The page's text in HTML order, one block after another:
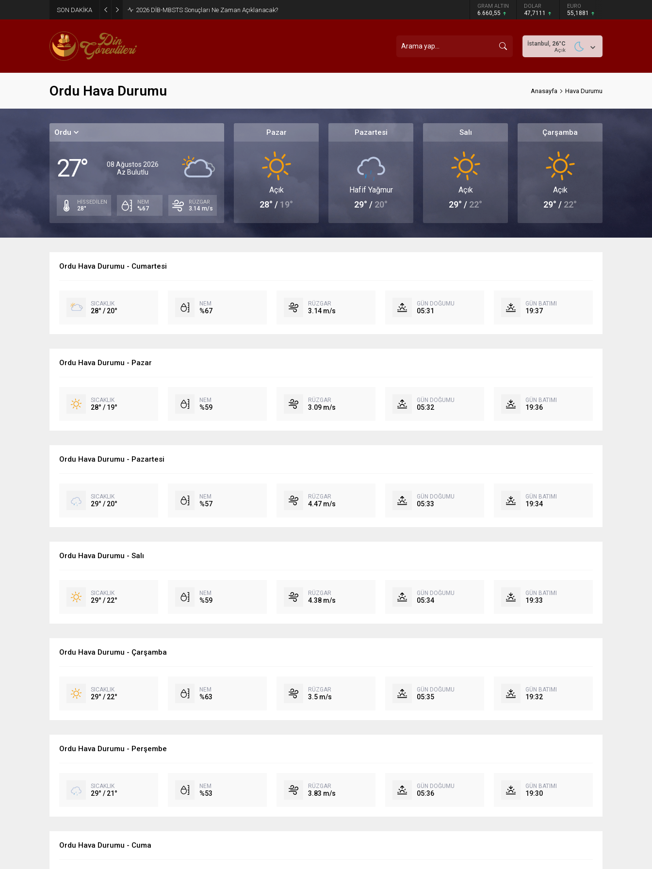
SON DAKİKA 2026 DİB-MBSTS Sonuçları Ne Zaman Açıklanacak? GRAM ALTIN
6.660,55
DOLAR
47,7111
EURO
55,1881
İstanbul, 26°C
Açık
Ordu Hava Durumu Anasayfa Hava Durumu
Ordu
27°
08 Ağustos 2026
Az Bulutlu
HİSSEDİLEN
28°
NEM
%67
RÜZGAR
3.14 m/s
Pazar
Açık
28° / 19°
Pazartesi
Hafif Yağmur
29° / 20°
Salı
Açık
29° / 22°
Çarşamba
Açık
29° / 22°
Ordu Hava Durumu - Cumartesi
SICAKLIK
28° / 20°
NEM
%67
RÜZGAR
3.14 m/s
GÜN DOĞUMU
05:31
GÜN BATIMI
19:37
Ordu Hava Durumu - Pazar
SICAKLIK
28° / 19°
NEM
%59
RÜZGAR
3.09 m/s
GÜN DOĞUMU
05:32
GÜN BATIMI
19:36
Ordu Hava Durumu - Pazartesi
SICAKLIK
29° / 20°
NEM
%57
RÜZGAR
4.47 m/s
GÜN DOĞUMU
05:33
GÜN BATIMI
19:34
Ordu Hava Durumu - Salı
SICAKLIK
29° / 22°
NEM
%59
RÜZGAR
4.38 m/s
GÜN DOĞUMU
05:34
GÜN BATIMI
19:33
Ordu Hava Durumu - Çarşamba
SICAKLIK
29° / 22°
NEM
%63
RÜZGAR
3.5 m/s
GÜN DOĞUMU
05:35
GÜN BATIMI
19:32
Ordu Hava Durumu - Perşembe
SICAKLIK
29° / 21°
NEM
%53
RÜZGAR
3.83 m/s
GÜN DOĞUMU
05:36
GÜN BATIMI
19:30
Ordu Hava Durumu - Cuma